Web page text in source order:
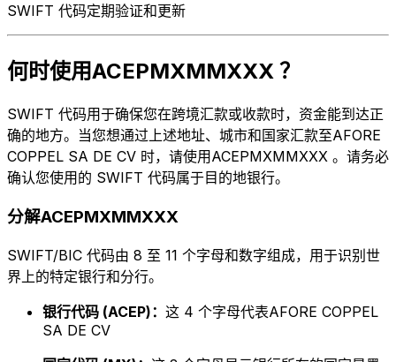
SWIFT 代码定期验证和更新
何时使用ACEPMXMMXXX ？
SWIFT 代码用于确保您在跨境汇款或收款时，资金能到达正
确的地方。当您想通过上述地址、城市和国家汇款至AFORE
COPPEL SA DE CV 时，请使用ACEPMXMMXXX 。请务必
确认您使用的 SWIFT 代码属于目的地银行。
分解ACEPMXMMXXX
SWIFT/BIC 代码由 8 至 11 个字母和数字组成，用于识别世
界上的特定银行和分行。
银行代码 (ACEP)： 这 4 个字母代表AFORE COPPEL
SA DE CV